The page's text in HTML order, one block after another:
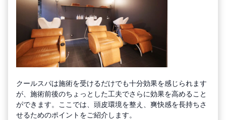
クールスパは施術を受けるだけでも十分効果を感じられます
が、施術前後のちょっとした工夫でさらに効果を高めること
ができます。ここでは、頭皮環境を整え、爽快感を長持ちさ
せるためのポイントをご紹介します。